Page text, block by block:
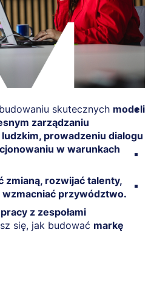
skutecznych modeli
zarządzaniu
ludzkim, prowadzeniu dialogu
w warunkach
zmianą, rozwijać talenty,
przywództwo.
z zespołami
się, jak budować markę